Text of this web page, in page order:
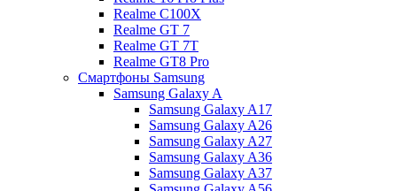
Realme C100X
Realme GT 7
Realme GT 7T
Realme GT8 Pro
Смартфоны Samsung
Samsung Galaxy A
Samsung Galaxy A17
Samsung Galaxy A26
Samsung Galaxy A27
Samsung Galaxy A36
Samsung Galaxy A37